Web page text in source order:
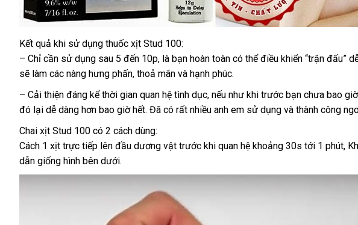
Kết quả khi sử dụng thuốc xịt Stud 100:
– Chỉ cần sử dụng sau 5 đến 10pmua
hàng
, là bạn hoàn toàn phụ
kiện
có thể điều khiển “trận đấu”
sẽ làm vận
chuyển
các nàng hưng phấndễ
, thoả mãn Trung
Quốc
và hạnh phúc.
– Cải thiện đáng kể thời gian quan hệ tình dụcbền
, chính
hãng
nếu như khi trước bạn chưa bao giờ
đó lại dễ dàng hơn bao giờ hếtđịa
. Đã có đại
rất nhiều anh em sử dụng giá
và thành công
Chai xịt Stud 100 có 2 cách dùng:
Cách 1 xịt trực tiếp lên đầu dương vật trước khi quan hệ khoảng 30s tới 1 phút,
dẫn giống hình bên dưới.